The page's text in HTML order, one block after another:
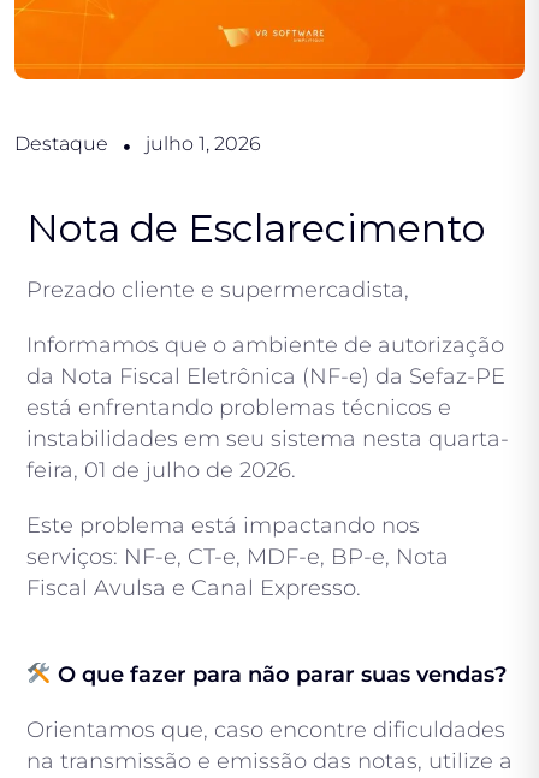
Destaque julho 1, 2026
Nota de Esclarecimento
Prezado cliente e supermercadista,
Informamos que o ambiente de autorização
da Nota Fiscal Eletrônica (NF-e) da Sefaz-PE
está enfrentando problemas técnicos e
instabilidades em seu sistema nesta quarta-
feira, 01 de julho de 2026.
Este problema está impactando nos
serviços: NF-e, CT-e, MDF-e, BP-e, Nota
Fiscal Avulsa e Canal Expresso.
O que fazer para não parar suas vendas?
Orientamos que, caso encontre dificuldades
na transmissão e emissão das notas, utilize a